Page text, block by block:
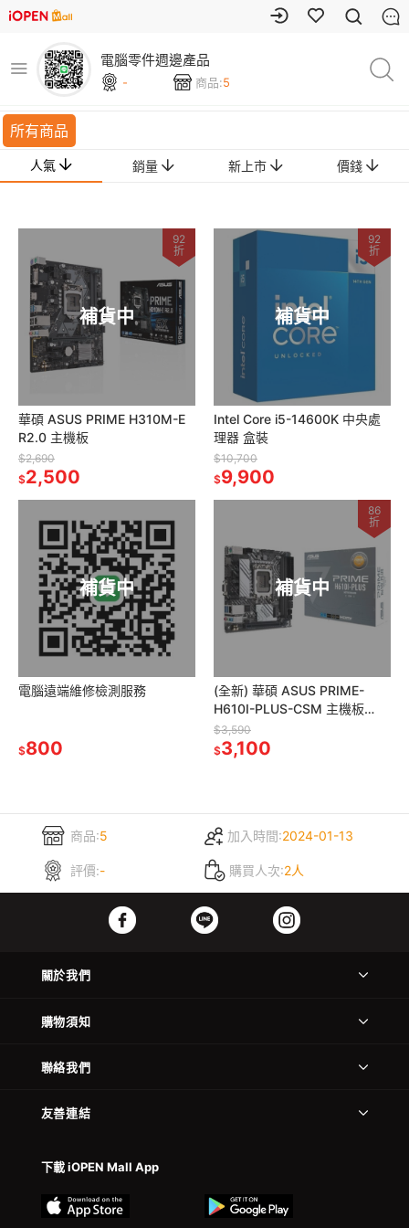
電腦零件週邊產品
- 商品:5
所有商品
人氣 銷量 新上市 價錢
補貨中
92
折
華碩 ASUS PRIME H310M-E
R2.0 主機板
$2,690
$2,500
補貨中
92
折
Intel Core i5-14600K 中央處
理器 盒裝
$10,700
$9,900
補貨中
電腦遠端維修檢測服務
$800
補貨中
86
折
(全新) 華碩 ASUS PRIME-
H610I-PLUS-CSM 主機板
DDR5
$3,590
$3,100
商品:5 加入時間:2024-01-13
評價:- 購買人次:2人
關於我們
購物須知
聯絡我們
友善連結
下載 iOPEN Mall App